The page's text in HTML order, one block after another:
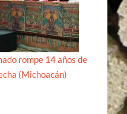
rompe 14 años de
(Michoacán)